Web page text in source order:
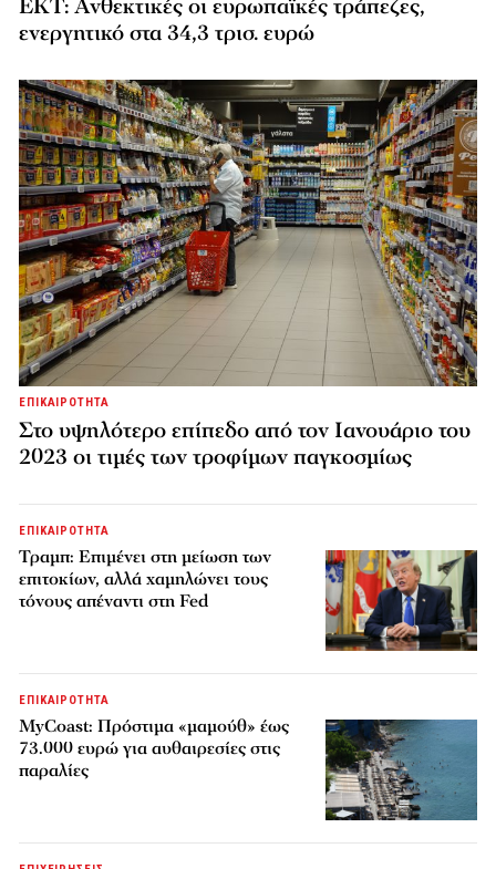
ΕΚΤ: Ανθεκτικές οι ευρωπαϊκές τράπεζες,
ενεργητικό στα 34,3 τρισ. ευρώ
ΕΠΙΚΑΙΡΟΤΗΤΑ
Στο υψηλότερο επίπεδο από τον Ιανουάριο του
2023 οι τιμές των τροφίμων παγκοσμίως
ΕΠΙΚΑΙΡΟΤΗΤΑ
Τραμπ: Επιμένει στη μείωση των
επιτοκίων, αλλά χαμηλώνει τους
τόνους απέναντι στη Fed
ΕΠΙΚΑΙΡΟΤΗΤΑ
MyCoast: Πρόστιμα «μαμούθ» έως
73.000 ευρώ για αυθαιρεσίες στις
παραλίες